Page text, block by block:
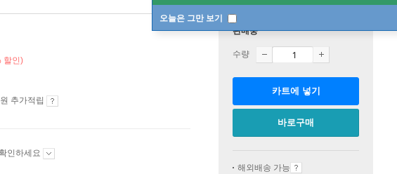
오늘은 그만 보기
할인)
추가적립
인하세요
판매중
수량
카트에 넣기
바로구매
해외배송 가능